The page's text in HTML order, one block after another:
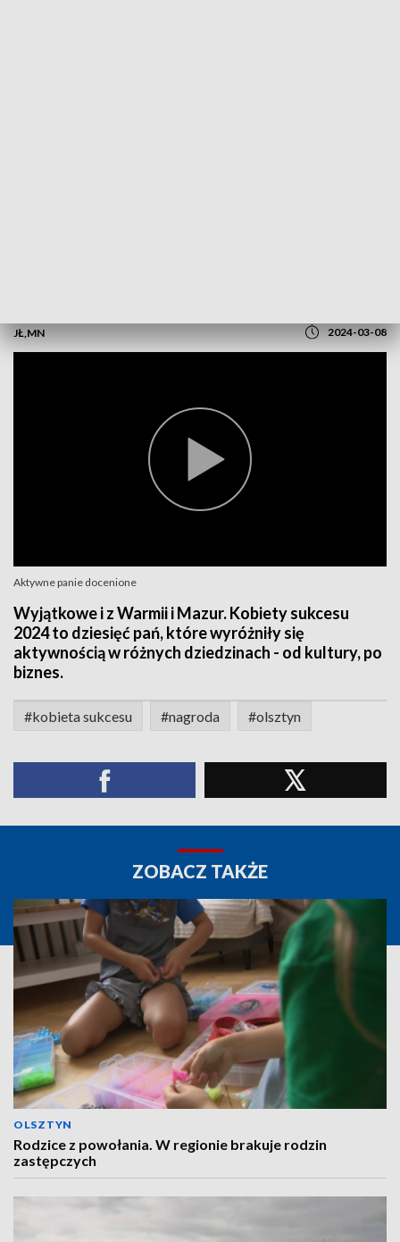
JŁ,MN 2024-03-08
Aktywne panie docenione
Wyjątkowe i z Warmii i Mazur. Kobiety sukcesu
2024 to dziesięć pań, które wyróżniły się
aktywnością w różnych dziedzinach - od kultury, po
biznes.
#kobieta sukcesu #nagroda #olsztyn
ZOBACZ TAKŻE
OLSZTYN
Rodzice z powołania. W regionie brakuje rodzin
zastępczych